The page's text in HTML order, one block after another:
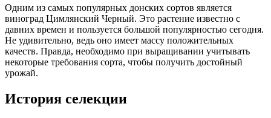
Одним из самых популярных донских сортов является
виноград Цимлянский Черный. Это растение известно с
давних времен и пользуется большой популярностью сегодня.
Не удивительно, ведь оно имеет массу положительных
качеств. Правда, необходимо при выращивании учитывать
некоторые требования сорта, чтобы получить достойный
урожай.
История селекции